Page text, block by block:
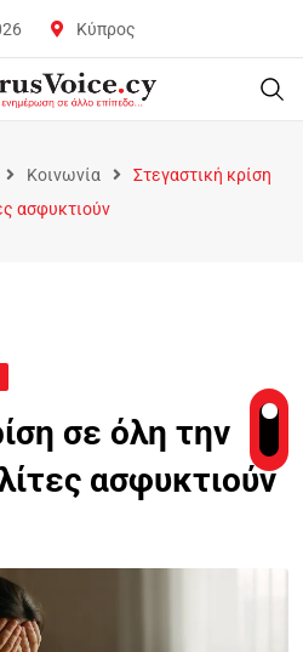
Κύπρος
Κοινωνία
Στεγαστική κρίση
ασφυκτιούν
σε όλη την
ασφυκτιούν